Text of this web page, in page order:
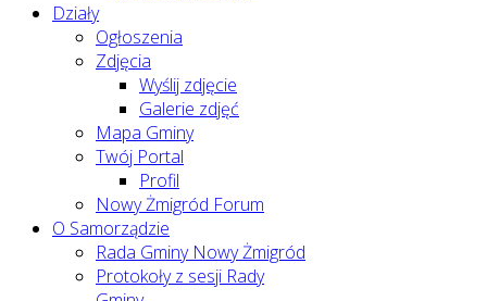
Działy
Ogłoszenia
Zdjęcia
Wyślij zdjęcie
Galerie zdjęć
Mapa Gminy
Twój Portal
Profil
Nowy Żmigród Forum
O Samorządzie
Rada Gminy Nowy Żmigród
Protokoły z sesji Rady